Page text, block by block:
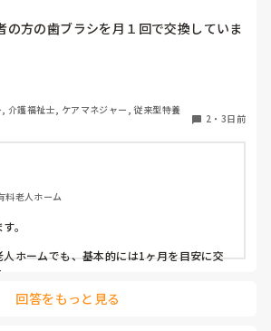
の方の歯ブラシを月１回で交換していま
ろはどれくらいの頻度で交換されていま
介護福祉士, ケアマネジャー, 従来型特養
2 ・ 3日前
料老人ホーム
。
ホームでも、基本的には1ヶ月を目安に交
ペースにお任せしています。
回答をもっと見る